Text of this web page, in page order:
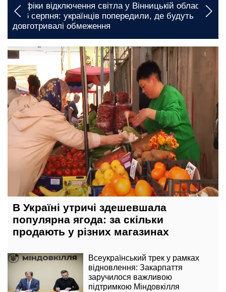
Графіки відключення світла у Вінницькій області
на 6 серпня: українців попередили, де будуть
довготривалі обмеження
12 травня, 21:00
В Україні утричі здешевшала
популярна ягода: за скільки
продають у різних магазинах
Всеукраїнський трек у рамках
відновлення: Закарпаття
заручилося важливою
підтримкою Міндовкілля